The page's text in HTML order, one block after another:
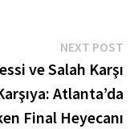
NEXT POST
ve Salah Karşı
Atlanta’da
Final Heyecanı